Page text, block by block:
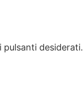
desiderati.